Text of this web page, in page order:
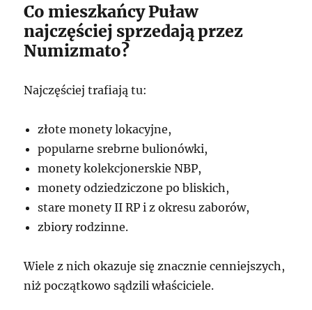
Co mieszkańcy Puław
najczęściej sprzedają przez
Numizmato?
Najczęściej trafiają tu:
złote monety lokacyjne,
popularne srebrne bulionówki,
monety kolekcjonerskie NBP,
monety odziedziczone po bliskich,
stare monety II RP i z okresu zaborów,
zbiory rodzinne.
Wiele z nich okazuje się znacznie cenniejszych,
niż początkowo sądzili właściciele.